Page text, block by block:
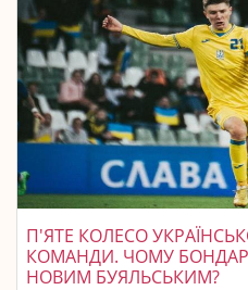
П'ЯТЕ КОЛЕСО
КОМАНДИ. ЧОМУ
НОВИМ БУЯЛЬСЬКИМ?